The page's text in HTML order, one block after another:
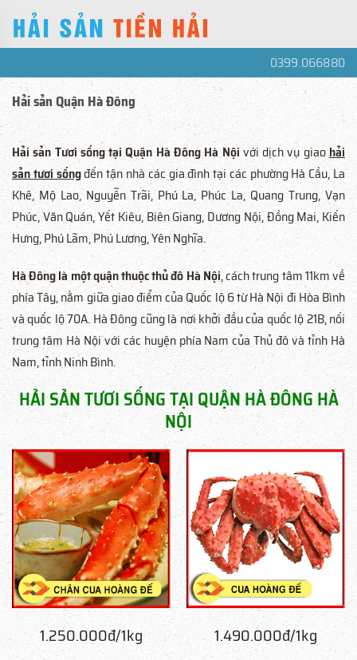
0399.066880
Hải sản Quận Hà Đông
Hải sản Tươi sống tại Quận Hà Đông Hà Nộivới dịch vụ giaohải
sản tươi sốngđến tận nhà các gia đình tại các phường Hà Cầu, La
Khê, Mộ Lao, Nguyễn Trãi, Phú La, Phúc La, Quang Trung, Vạn
Phúc, Văn Quán, Yết Kiêu, Biên Giang, Dương Nội, Đồng Mai, Kiến
Hưng, Phú Lãm, Phú Lương, Yên Nghĩa.
Hà Đông là một quận thuộc thủ đô Hà Nội, cách trung tâm 11km về
phía Tây, nằm giữa giao điểm của Quốc lộ 6 từ Hà Nội đi Hòa Bình
và quốc lộ 70A. Hà Đông cũng là nơi khởi đầu của quốc lộ 21B, nối
trung tâm Hà Nội với các huyện phía Nam của Thủ đô và tỉnh Hà
Nam, tỉnh Ninh Bình.
HẢI SẢN TƯƠI SỐNG TẠI QUẬN HÀ ĐÔNG HÀ
NỘI
1.250.000đ/1kg 1.490.000đ/1kg